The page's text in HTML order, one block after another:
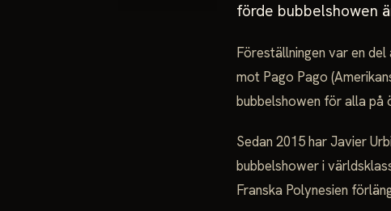
förde bubbelshowen
Föreställningen var en
mot Pago Pago
bubbelshowen för alla på
Sedan 2015 har Javier
bubbelshower i
Franska Polynesien